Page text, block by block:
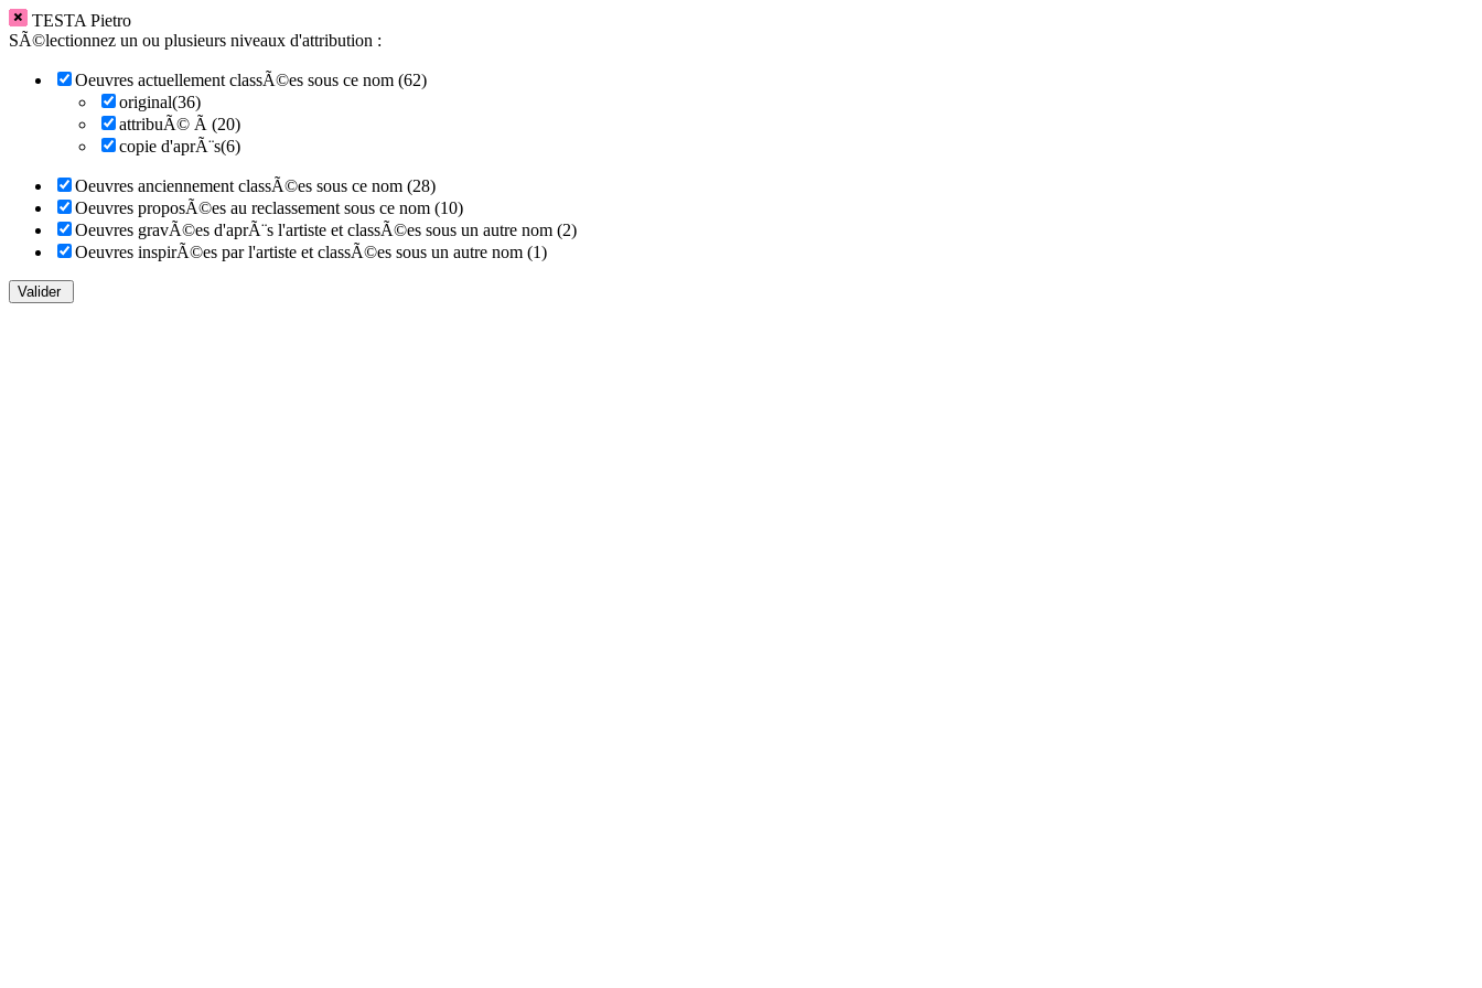
TESTA Pietro
SÃ©lectionnez un ou plusieurs niveaux d'attribution :
Oeuvres actuellement classÃ©es sous ce nom (62)
original(36)
attribuÃ© Ã (20)
copie d'aprÃ¨s(6)
Oeuvres anciennement classÃ©es sous ce nom (28)
Oeuvres proposÃ©es au reclassement sous ce nom (10)
Oeuvres gravÃ©es d'aprÃ¨s l'artiste et classÃ©es sous un autre nom (2)
Oeuvres inspirÃ©es par l'artiste et classÃ©es sous un autre nom (1)
Valider